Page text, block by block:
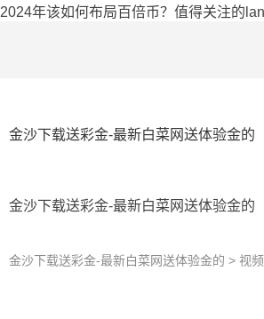
2024年该如何布局百倍币？值得关注的
金沙下载送彩金-最新白菜网送体验金的
金沙下载送彩金-最新白菜网送体验金的
金沙下载送彩金-最新白菜网送体验金的 > 视频